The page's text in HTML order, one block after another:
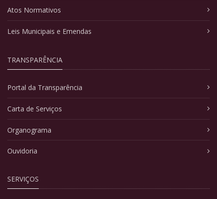
Atos Normativos
Leis Municipais e Emendas
TRANSPARÊNCIA
Portal da Transparência
Carta de Serviços
Organograma
Ouvidoria
SERVIÇOS